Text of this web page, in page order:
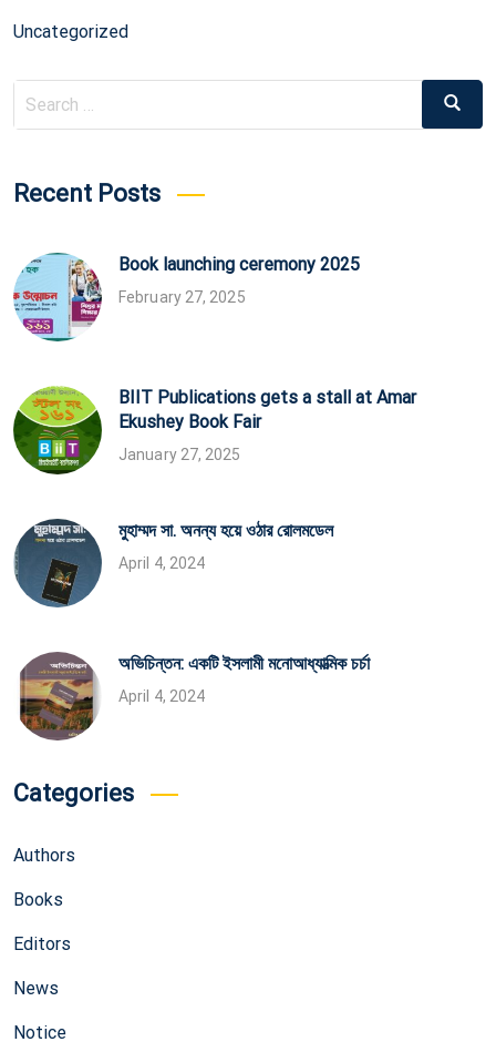
Uncategorized
Search
Search
Recent Posts
Book launching ceremony 2025
February 27, 2025
BIIT Publications gets a stall at Amar
Ekushey Book Fair
January 27, 2025
মুহাম্মদ সা. অনন্য হয়ে ওঠার রোলমডেল
April 4, 2024
অভিচিন্তন: একটি ইসলামী মনোআধ্যাত্মিক চর্চা
April 4, 2024
Categories
Authors
Books
Editors
News
Notice